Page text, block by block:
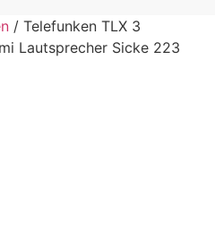
/ Telefunken TLX 3
Lautsprecher Sicke 223